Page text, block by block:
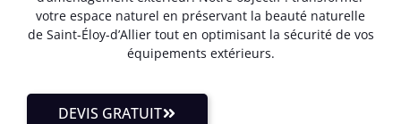
votre espace naturel en préservant la beauté naturelle
de Saint-Éloy-d’Allier tout en optimisant la sécurité de vos
équipements extérieurs.
DEVIS GRATUIT